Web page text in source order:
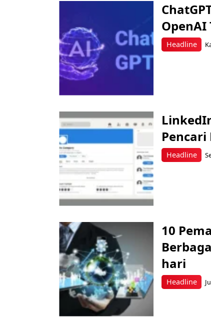
Headline
OpenAI
Headline
Headline
10
hari